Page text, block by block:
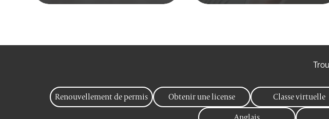
Renouvellement de permis Obtenir une license Classe virtuelle